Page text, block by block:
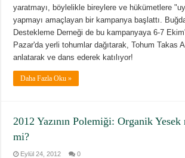
yaratmayı, böylelikle bireylere ve hükümetlere
yapmayı amaçlayan bir kampanya başlattı.
Destekleme Derneği de bu kampanyaya 6-7
Pazar'da yerli tohumlar dağıtarak, Tohum Takas
anlatarak ve dans ederek katılıyor!
Daha Fazla Oku »
2012 Yazının Polemiği: Organik Yesek
mi?
Eylül 24, 2012 0